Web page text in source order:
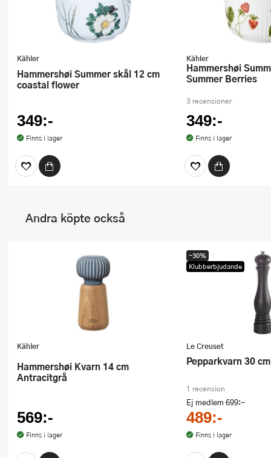
Kähler
Hammershøi Summer skål 12 cm
coastal flower
349:-
Finns i lager
Kähler
Hammershøi Summer Skål 12 cm
Summer Berries
3 recensioner
349:-
Finns i lager
Andra köpte också
Kähler
Hammershøi Kvarn 14 cm
Antracitgrå
569:-
Finns i lager
Le Creuset
Pepparkvarn 30
1 recension
Ej medlem 699:-
489:-
Finns i lager
-30%
Klubberbjudande